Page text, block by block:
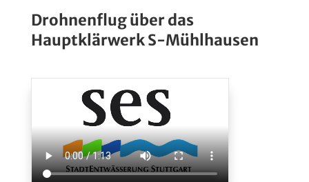
Drohnenflug über das
Hauptklärwerk S-Mühlhausen